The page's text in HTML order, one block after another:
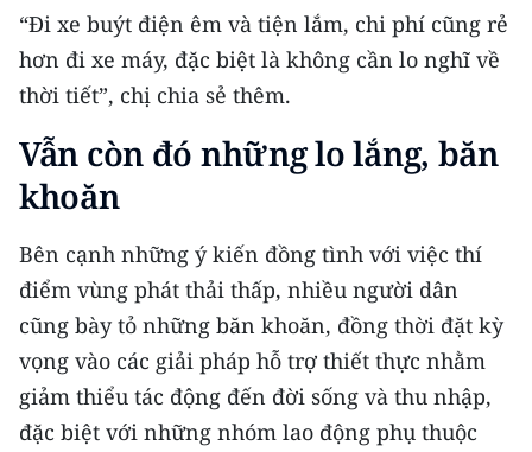
“Đi xe buýt điện êm và tiện lắm, chi phí cũng rẻ
hơn đi xe máy, đặc biệt là không cần lo nghĩ về
thời tiết”, chị chia sẻ thêm.
Vẫn còn đó những lo lắng, băn
khoăn
Bên cạnh những ý kiến đồng tình với việc thí
điểm vùng phát thải thấp, nhiều người dân
cũng bày tỏ những băn khoăn, đồng thời đặt kỳ
vọng vào các giải pháp hỗ trợ thiết thực nhằm
giảm thiểu tác động đến đời sống và thu nhập,
đặc biệt với những nhóm lao động phụ thuộc